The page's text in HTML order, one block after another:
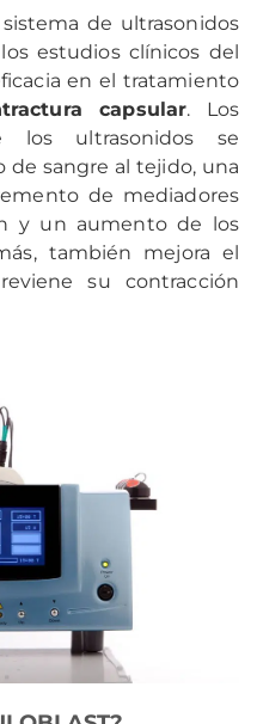
de ultrasonidos
estudios clínicos del
en el tratamiento
capsular. Los
los ultrasonidos se
sangre al tejido, una
de mediadores
y un aumento de los
también mejora el
su contracción